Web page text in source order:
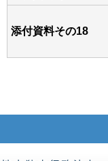
添付資料その18